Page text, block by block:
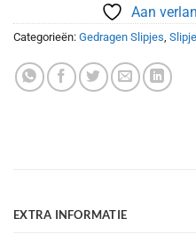
Aan
Categorieën: Gedragen Slipjes
EXTRA INFORMATIE